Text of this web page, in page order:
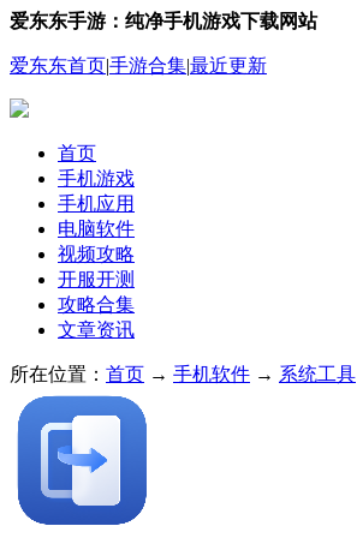
爱东东手游：纯净手机游戏下载网站
爱东东首页|手游合集|最近更新
首页
手机游戏
手机应用
电脑软件
视频攻略
开服开测
攻略合集
文章资讯
所在位置： 首页 → 手机软件 → 系统工具